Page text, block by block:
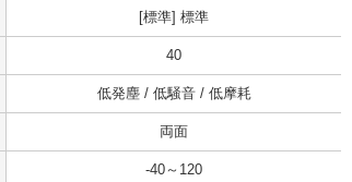
[標準] 標準
40
低発塵 / 低騒音 / 低摩耗
両面
-40～120